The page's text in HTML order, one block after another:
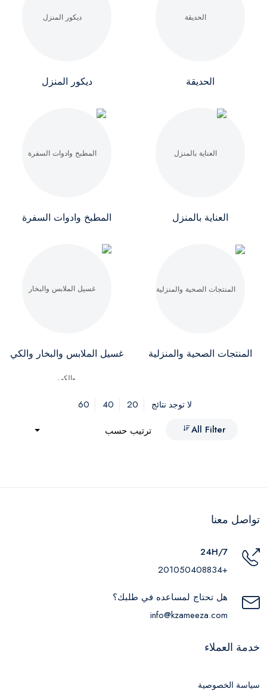
الحديقة ديكور المنزل
العناية بالمنزل المطبخ وادوات السفرة
المنتجات الصحية والمنزلية غسيل الملابس والبخار والكي
لا توجد نتائج 20
40
60
All Filter
ترتيب حسب
تواصل معنا
24H/7
+201050408834
هل تحتاج لمساعده في طلبك؟
info@kzameeza.com
خدمة العملاء
سياسة الخصوصية